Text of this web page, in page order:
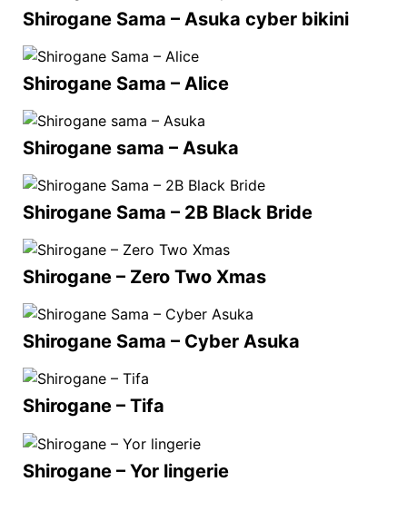
Shirogane Sama – Asuka cyber bikini
Shirogane Sama – Alice
Shirogane sama – Asuka
Shirogane Sama – 2B Black Bride
Shirogane – Zero Two Xmas
Shirogane Sama – Cyber Asuka
Shirogane – Tifa
Shirogane – Yor lingerie